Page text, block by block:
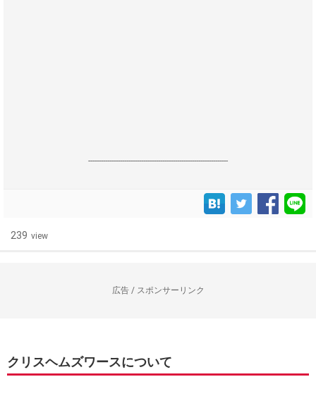
------------------------------------------------------------------
239 view
広告 / スポンサーリンク
クリスヘムズワースについて